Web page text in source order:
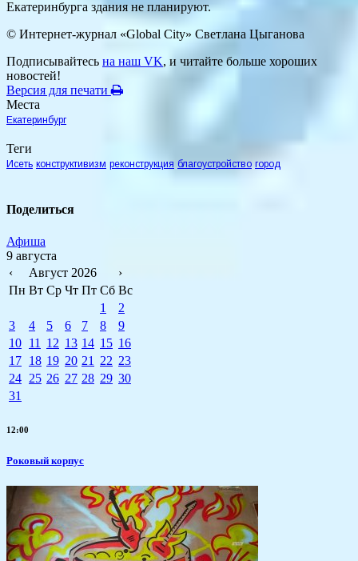
Екатеринбурга здания не планируют.
© Интернет-журнал «Global City» Светлана Цыганова
Подписывайтесь на наш VK, и читайте больше хороших
новостей!
Версия для печати
Места
Екатеринбург
Теги
Исеть конструктивизм реконструкция благоустройство город
Поделиться
Афиша
9 августа
‹
Август 2026
›
Пн Вт Ср Чт Пт Сб Вс
1
2
3
4 5 6 7 8
9
10 11 12 13 14 15 16
17 18 19 20 21 22 23
24 25 26 27 28 29 30
31
12:00
Роковый корпус